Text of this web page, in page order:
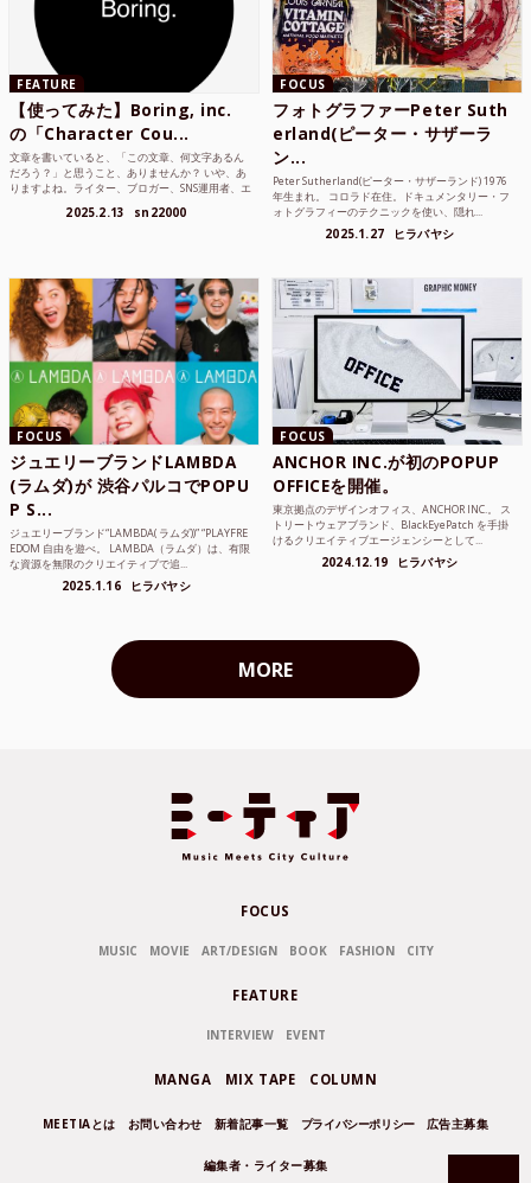
FEATURE
【使ってみた】Boring, inc.
の「Character Cou...
文章を書いていると、「この文章、何文字あるん
だろう？」と思うこと、ありませんか？ いや、あ
りますよね。ライター、ブロガー、SNS運用者、エ
2025.2.13 sn22000
FOCUS
フォトグラファーPeter Suth
erland(ピーター・サザーラ
ン...
Peter Sutherland(ピーター・サザーランド) 1976
年生まれ。 コロラド在住。ドキュメンタリー・フ
ォトグラフィーのテクニックを使い、隠れ...
2025.1.27 ヒラバヤシ
FOCUS
ジュエリーブランドLAMBDA
(ラムダ)が 渋谷パルコでPOPU
P S...
ジュエリーブランド“LAMBDA( ラムダ))” “PLAYFRE
EDOM 自由を遊べ。 LAMBDA（ラムダ）は、有限
な資源を無限のクリエイティブで追...
2025.1.16 ヒラバヤシ
FOCUS
ANCHOR INC.が初のPOPUP
OFFICEを開催。
東京拠点のデザインオフィス、ANCHOR INC.。 ス
トリートウェアブランド、BlackEyePatch を手掛
けるクリエイティブエージェンシーとして...
2024.12.19 ヒラバヤシ
MORE
FOCUS
MUSIC MOVIE ART/DESIGN BOOK FASHION CITY
FEATURE
INTERVIEW EVENT
MANGA MIX TAPE COLUMN
MEETIAとは お問い合わせ 新着記事一覧 プライバシーポリシー 広告主募集
編集者・ライター募集